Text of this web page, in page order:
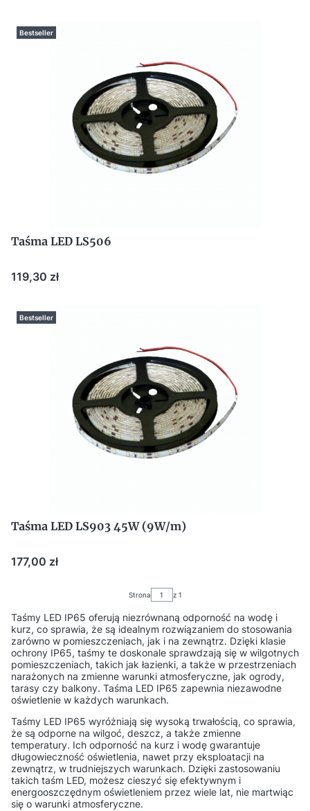
Bestseller
Taśma LED LS506
Cena
119,30 zł
Bestseller
Taśma LED LS903 45W (9W/m)
Cena
177,00 zł
Strona z 1
Taśmy LED IP65 oferują niezrównaną odporność na wodę i
kurz, co sprawia, że są idealnym rozwiązaniem do stosowania
zarówno w pomieszczeniach, jak i na zewnątrz. Dzięki klasie
ochrony IP65, taśmy te doskonale sprawdzają się w wilgotnych
pomieszczeniach, takich jak łazienki, a także w przestrzeniach
narażonych na zmienne warunki atmosferyczne, jak ogrody,
tarasy czy balkony. Taśma LED IP65 zapewnia niezawodne
oświetlenie w każdych warunkach.
Taśmy LED IP65 wyróżniają się wysoką trwałością, co sprawia,
że są odporne na wilgoć, deszcz, a także zmienne
temperatury. Ich odporność na kurz i wodę gwarantuje
długowieczność oświetlenia, nawet przy eksploatacji na
zewnątrz, w trudniejszych warunkach. Dzięki zastosowaniu
takich taśm LED, możesz cieszyć się efektywnym i
energooszczędnym oświetleniem przez wiele lat, nie martwiąc
się o warunki atmosferyczne.